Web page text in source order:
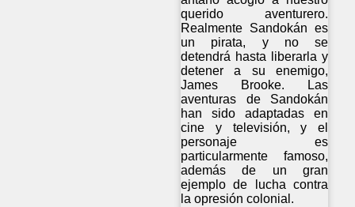
querido aventurero.
Realmente Sandokán es
un pirata, y no se
detendrá hasta liberarla y
detener a su enemigo,
James Brooke. Las
aventuras de Sandokán
han sido adaptadas en
cine y televisión, y el
personaje es
particularmente famoso,
además de un gran
ejemplo de lucha contra
la opresión colonial.